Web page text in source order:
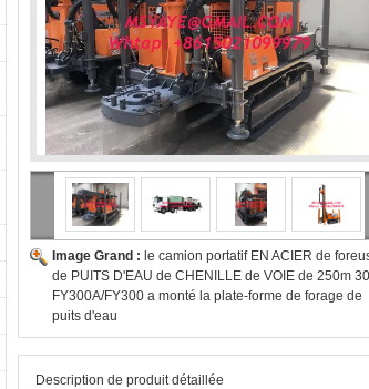
Image Grand : le camion portatif EN ACIER de
de PUITS D'EAU de CHENILLE de VOIE de 250m
FY300A/FY300 a monté la plate-forme de forage de
puits d'eau
Description de produit détaillée